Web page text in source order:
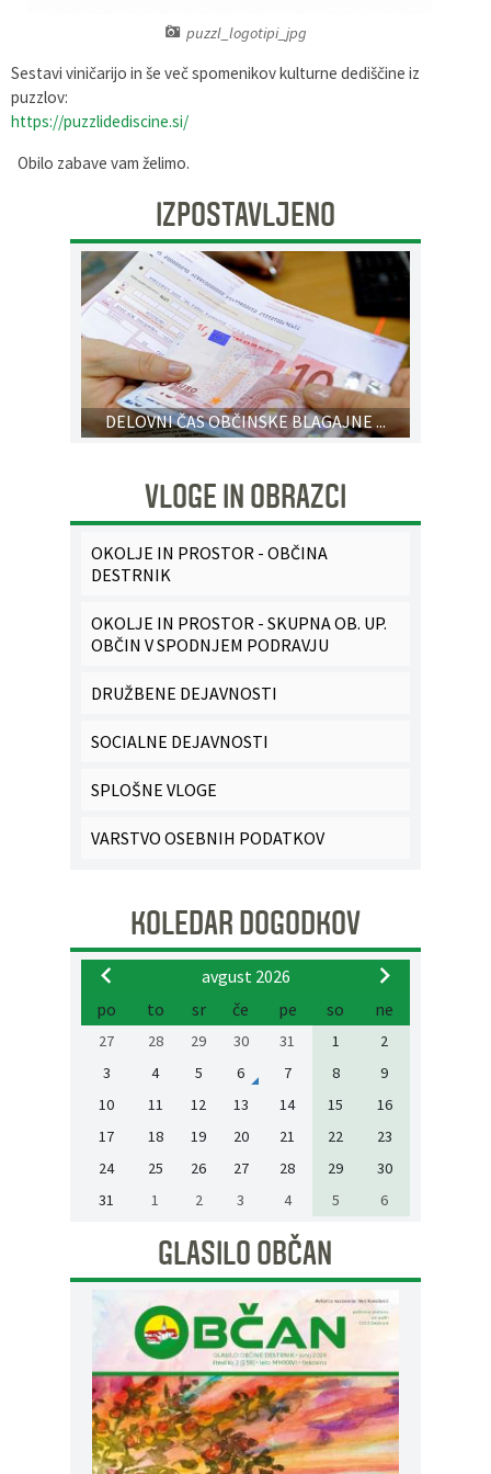
puzzl_logotipi_jpg
Sestavi viničarijo in še več spomenikov kulturne dediščine iz
puzzlov:
https://puzzlidediscine.si/
Obilo zabave vam želimo.
IZPOSTAVLJENO
DELOVNI ČAS OBČINSKE BLAGAJNE ...
VLOGE IN OBRAZCI
OKOLJE IN PROSTOR - OBČINA
DESTRNIK
OKOLJE IN PROSTOR - SKUPNA OB. UP.
OBČIN V SPODNJEM PODRAVJU
DRUŽBENE DEJAVNOSTI
SOCIALNE DEJAVNOSTI
SPLOŠNE VLOGE
VARSTVO OSEBNIH PODATKOV
KOLEDAR DOGODKOV
avgust 2026
po
to sr če pe so ne
27 28 29 30 31 1
2
3
4 5 6 7 8
9
10
11 12 13 14 15
16
17
18 19 20 21 22
23
24
25 26 27 28 29
30
31
1 2 3 4 5 6
GLASILO OBČAN
Organigram
Strategije, programi
Uradni vestniki